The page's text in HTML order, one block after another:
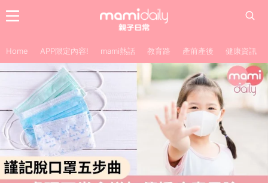
Home APP限定內容! mami熱話 教育路 產前產後 健康資訊